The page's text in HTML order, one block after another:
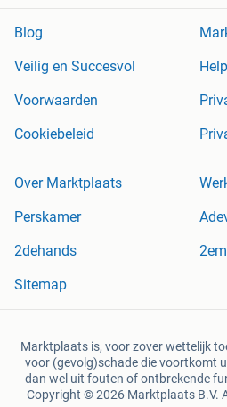
Blog
Veilig en Succesvol
Voorwaarden
Cookiebeleid
Over Marktplaats
Perskamer
2dehands
Sitemap
Marktplaats is, voor zover wettelijk
voor (gevolg)schade die voortkomt
dan wel uit fouten of ontbrekende
Copyright © 2026 Marktplaats B.V.